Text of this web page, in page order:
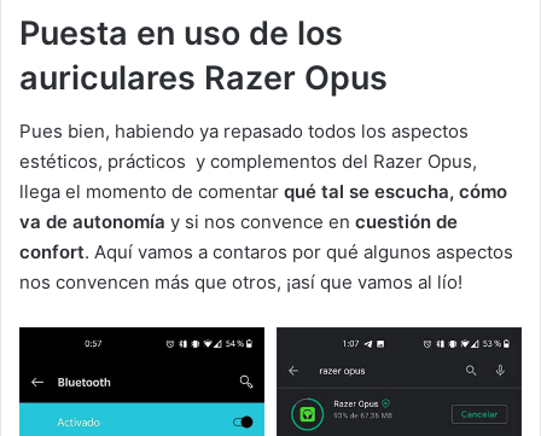
Puesta en uso de los
auriculares Razer Opus
Pues bien, habiendo ya repasado todos los aspectos
estéticos, prácticos y complementos del Razer Opus,
llega el momento de comentar qué tal se escucha, cómo
va de autonomía y si nos convence en cuestión de
confort. Aquí vamos a contaros por qué algunos aspectos
nos convencen más que otros, ¡así que vamos al lío!